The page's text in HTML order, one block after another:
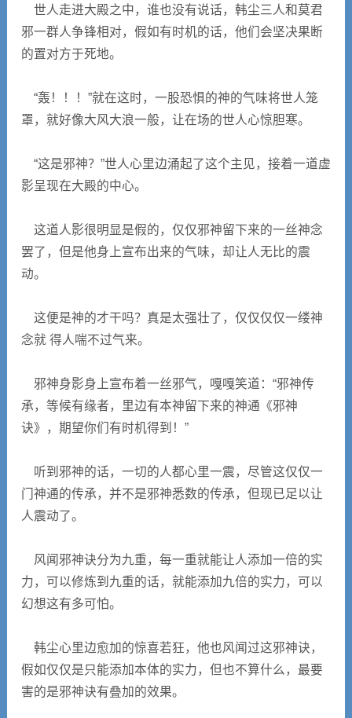
世人走进大殿之中，谁也没有说话，韩尘三人和莫君
邪一群人争锋相对，假如有时机的话，他们会坚决果断
的置对方于死地。
“轰！！！”就在这时，一股恐惧的神的气味将世人笼
罩，就好像大风大浪一般，让在场的世人心惊胆寒。
“这是邪神？”世人心里边涌起了这个主见，接着一道虚
影呈现在大殿的中心。
这道人影很明显是假的，仅仅邪神留下来的一丝神念
罢了，但是他身上宣布出来的气味，却让人无比的震
动。
这便是神的才干吗？真是太强壮了，仅仅仅仅一缕神
念就 得人喘不过气来。
邪神身影身上宣布着一丝邪气，嘎嘎笑道：“邪神传
承，等候有缘者，里边有本神留下来的神通《邪神
诀》，期望你们有时机得到！”
听到邪神的话，一切的人都心里一震，尽管这仅仅一
门神通的传承，并不是邪神悉数的传承，但现已足以让
人震动了。
风闻邪神诀分为九重，每一重就能让人添加一倍的实
力，可以修炼到九重的话，就能添加九倍的实力，可以
幻想这有多可怕。
韩尘心里边愈加的惊喜若狂，他也风闻过这邪神诀，
假如仅仅是只能添加本体的实力，但也不算什么，最要
害的是邪神诀有叠加的效果。